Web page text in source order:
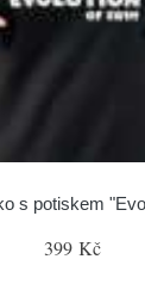
s potiskem
399 Kč